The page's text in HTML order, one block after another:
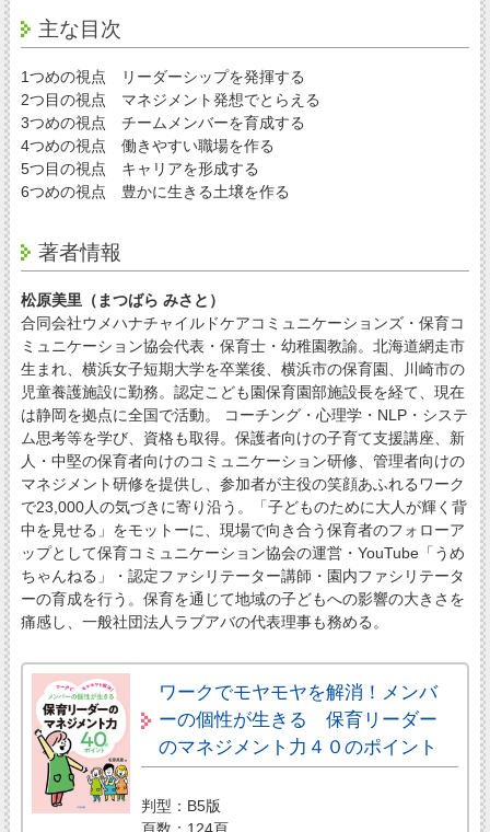
主な目次
1つめの視点 リーダーシップを発揮する
2つ目の視点 マネジメント発想でとらえる
3つめの視点 チームメンバーを育成する
4つめの視点 働きやすい職場を作る
5つ目の視点 キャリアを形成する
6つめの視点 豊かに生きる土壌を作る
著者情報
松原美里（まつばら みさと）
合同会社ウメハナチャイルドケアコミュニケーションズ・保育コ
ミュニケーション協会代表・保育士・幼稚園教諭。北海道網走市
生まれ、横浜女子短期大学を卒業後、横浜市の保育園、川崎市の
児童養護施設に勤務。認定こども園保育園部施設長を経て、現在
は静岡を拠点に全国で活動。 コーチング・心理学・NLP・システ
ム思考等を学び、資格も取得。保護者向けの子育て支援講座、新
人・中堅の保育者向けのコミュニケーション研修、管理者向けの
マネジメント研修を提供し、参加者が主役の笑顔あふれるワーク
で23,000人の気づきに寄り沿う。「子どものために大人が輝く背
中を見せる」をモットーに、現場で向き合う保育者のフォローア
ップとして保育コミュニケーション協会の運営・YouTube「うめ
ちゃんねる」・認定ファシリテーター講師・園内ファシリテータ
ーの育成を行う。保育を通じて地域の子どもへの影響の大きさを
痛感し、一般社団法人ラブアバの代表理事も務める。
ワークでモヤモヤを解消！メンバ
ーの個性が生きる 保育リーダー
のマネジメント力４０のポイント
判型：B5版